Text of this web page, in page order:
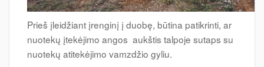
Prieš įleidžiant įrenginį į duobę, būtina patikrinti, ar
nuotekų įtekėjimo angos aukštis talpoje sutaps su
nuotekų atitekėjimo vamzdžio gyliu.